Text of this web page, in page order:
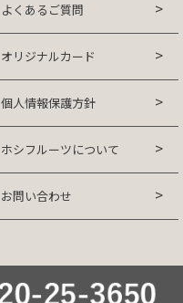
よくあるご質問
オリジナルカード
個人情報保護方針
ホシフルーツについて
お問い合わせ